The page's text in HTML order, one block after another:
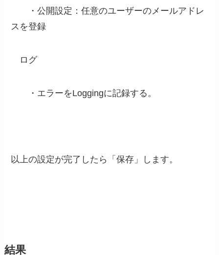
・公開設定：任意のユーザーのメールアドレ
スを登録
ログ
・エラーをLoggingに記録する。
以上の設定が完了したら「保存」します。
結果